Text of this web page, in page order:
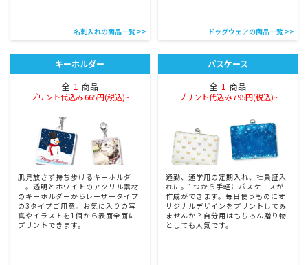
名刺入れの商品一覧 >> ドッグウェアの商品一覧 >>
キーホルダー
全 1 商品
プリント代込み 665円(税込)~
肌見放さず持ち歩けるキーホルダ
ー。透明とホワイトのアクリル素材
のキーホルダーからレーザータイプ
の3タイプご用意。お気に入りの写
真やイラストを1個から表面全面に
プリントできます。
パスケース
全 1 商品
プリント代込み 795円(税込)~
通勤、通学用の定期入れ、社員証入
れに。1つから手軽にパスケースが
作成ができます。毎日使うものにオ
リジナルデザインをプリントしてみ
ませんか？自分用はもちろん贈り物
としても人気です。